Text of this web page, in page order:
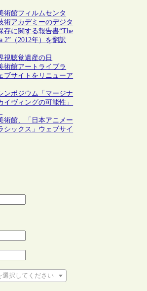
術館フィルムセンタ
術アカデミーのデジタ
存に関する報告書“The
2”（2012年）を翻訳
視聴覚遺産の日
術館アートライブラ
ブサイトをリニューア
ンポジウム「マージナ
イヴィングの可能性」
術館、「日本アニメー
シックス」ウェブサイ
択してください